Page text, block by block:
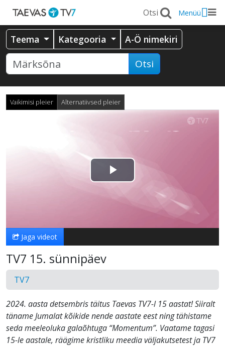
Menüü
Teema Kategooria A-Ö nimekiri
Otsi
Vaikimisi pleier Alternatiivsed pleier
Esita
video
Jaga videot
TV7 15. sünnipäev
TV7
2024. aasta detsembris täitus Taevas TV7-l 15 aastat! Siiralt
täname Jumalat kõikide nende aastate eest ning tähistame
seda meeleoluka galaõhtuga “Momentum”. Vaatame tagasi
15-le aastale, räägime kristliku meedia väljakutsetest ja TV7